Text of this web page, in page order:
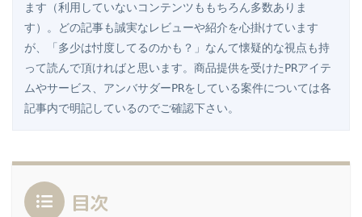
ます（利用していないコンテンツももちろん多数ありま
す）。どの記事も誠実なレビューや紹介を心掛けています
が、「多少は忖度してるのかも？」なんて懐疑的な視点も持
って読んで頂ければと思います。商品提供を受けたPRアイテ
ムやサービス、アンバサダーPRをしている案件については各
記事内で明記しているのでご確認下さい。
目次